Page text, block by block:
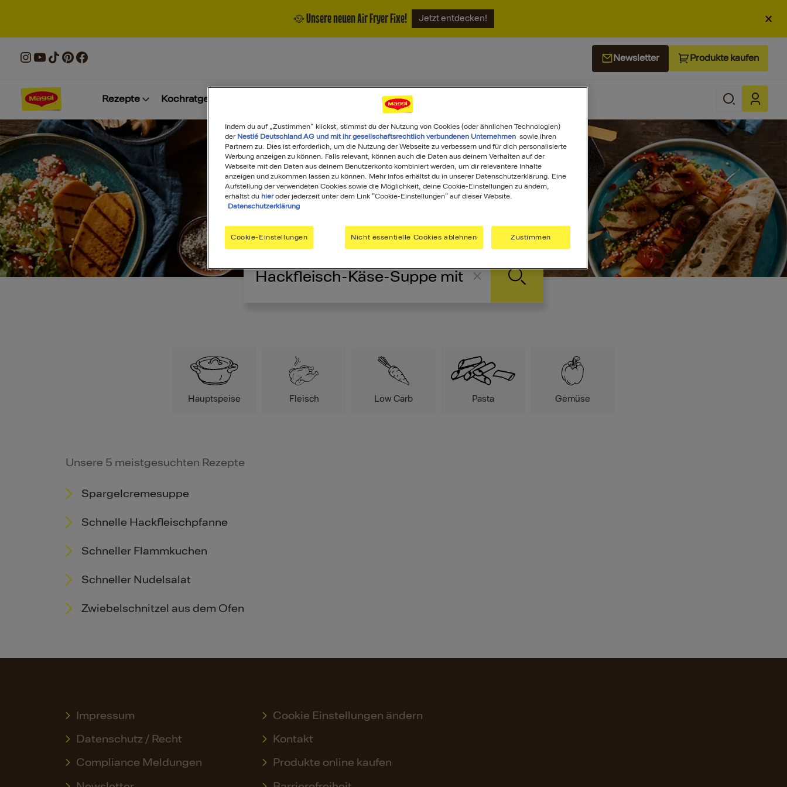
🥘 Unsere neuen Air Fryer Fixe! Jetzt entdecken! ×
Newsletter Produkte kaufen
Rezepte Kochratgeber Über uns
Was darf's heute sein?
Hauptspeise Fleisch Low Carb Pasta Gemüse
Unsere 5 meistgesuchten Rezepte
Spargelcremesuppe
Schnelle Hackfleischpfanne
Schneller Flammkuchen
Schneller Nudelsalat
Zwiebelschnitzel aus dem Ofen
Impressum
Datenschutz / Recht
Compliance Meldungen
Cookie Einstellungen ändern
Kontakt
Produkte online kaufen
Indem du auf „Zustimmen“ klickst, stimmst du der Nutzung von Cookies (oder ähnlichen Technologien)
der Nestlé Deutschland AG und mit ihr gesellschaftsrechtlich verbundenen Unternehmen sowie ihren
Partnern zu. Dies ist erforderlich, um die Nutzung der Webseite zu verbessern und für dich personalisierte
Werbung anzeigen zu können. Falls relevant, können auch die Daten aus deinem Verhalten auf der
Webseite mit den Daten aus deinem Benutzerkonto kombiniert werden, um dir relevantere Inhalte
anzeigen und zukommen lassen zu können. Mehr Infos erhältst du in unserer Datenschutzerklärung. Eine
Aufstellung der verwendeten Cookies sowie die Möglichkeit, deine Cookie-Einstellungen zu ändern,
erhältst du hieroder jederzeit unter dem Link "Cookie-Einstellungen" auf dieser Website.
Datenschutzerklärung
Cookie-Einstellungen Nicht essentielle Cookies ablehnen Zustimmen